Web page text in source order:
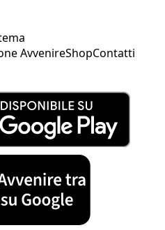
AvvenireShopContatti